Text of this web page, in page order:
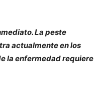
La peste
actualmente en los
la enfermedad requiere